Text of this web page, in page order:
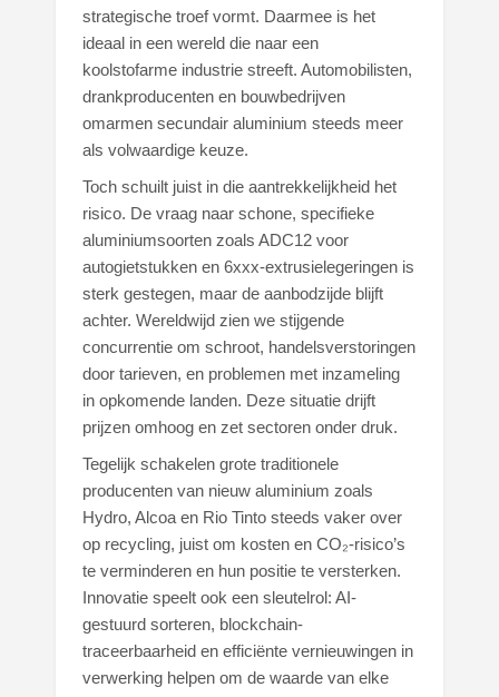
strategische troef vormt. Daarmee is het
ideaal in een wereld die naar een
koolstofarme industrie streeft. Automobilisten,
drankproducenten en bouwbedrijven
omarmen secundair aluminium steeds meer
als volwaardige keuze.
Toch schuilt juist in die aantrekkelijkheid het
risico. De vraag naar schone, specifieke
aluminiumsoorten zoals ADC12 voor
autogietstukken en 6xxx-extrusielegeringen is
sterk gestegen, maar de aanbodzijde blijft
achter. Wereldwijd zien we stijgende
concurrentie om schroot, handelsverstoringen
door tarieven, en problemen met inzameling
in opkomende landen. Deze situatie drijft
prijzen omhoog en zet sectoren onder druk.
Tegelijk schakelen grote traditionele
producenten van nieuw aluminium zoals
Hydro, Alcoa en Rio Tinto steeds vaker over
op recycling, juist om kosten en CO₂-risico’s
te verminderen en hun positie te versterken.
Innovatie speelt ook een sleutelrol: AI-
gestuurd sorteren, blockchain-
traceerbaarheid en efficiënte vernieuwingen in
verwerking helpen om de waarde van elke